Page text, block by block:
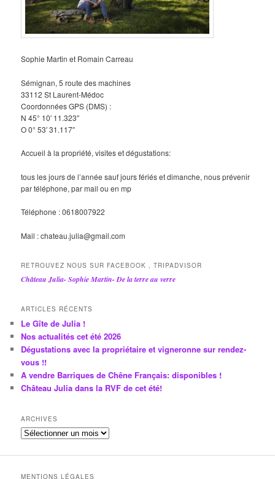
Sophie Martin et Romain Carreau
Sémignan, 5 route des machines
33112 St Laurent-Médoc
Coordonnées GPS (DMS) :
N 45° 10′ 11.323″
O 0° 53′ 31.117″
Accueil à la propriété, visites et dégustations:
tous les jours de l’année sauf jours fériés et dimanche, nous prévenir
par téléphone, par mail ou en mp
Téléphone : 0618007922
Mail : chateau.julia@gmail.com
RETROUVEZ NOUS SUR FACEBOOK , TRIPADVISOR
Château Julia- Sophie Martin- De la terre au verre
ARTICLES RÉCENTS
Le Gîte de Julia !
Nos actualités cet été 2026
Dégustations avec la propriétaire et vigneronne sur rendez-
vous !!
A vendre Barriques de Chêne Français: disponibles !
Château Julia dans la RVF de cet été!
ARCHIVES
A
c
MENTIONS LÉGALES